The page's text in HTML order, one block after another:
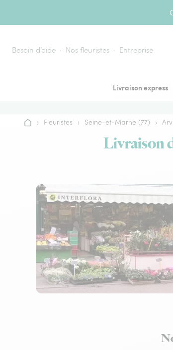
Besoin d’aide Nos fleuristes Entreprise
Livraison express
Accueil
› Fleuristes › Seine-et-Marne (77) ›
Livraison